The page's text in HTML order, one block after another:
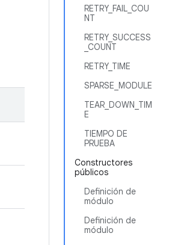
RETRY_FAIL_COU
NT
RETRY_SUCCESS
_COUNT
RETRY_TIME
SPARSE_MODULE
TEAR_DOWN_TIM
E
TIEMPO DE
PRUEBA
Constructores
públicos
Definición de
módulo
Definición de
módulo